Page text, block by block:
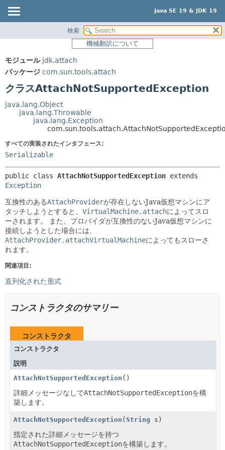
Java SE 19 & JDK 19
パッケージ
使用
ツリー
プレビュー
新規
非推奨
索引
ヘルプ
サマリー:
ネスト済
メソッド
フィールド
検索
機械翻訳について
モジュール jdk.attach
パッケージ com.sun.tools.attach
クラスAttachNotSupportedException
java.lang.Object
java.lang.Throwable
java.lang.Exception
すべての実装されたインタフェース:
Serializable
public class AttachNotSupportedException
Exception
互換性のあるAttachProviderが存在しないJava仮想マシンにア
タッチしようとすると、 VirtualMachine.attachによってスロ
ーされます。
また、プロバイダが互換性のないJava仮想マシンに
接続しようとした場合には、
AttachProvider.attachVirtualMachineによってもスローさ
れます。
関連項目:
直列化された形式
コンストラクタのサマリー
コンストラクタ
コンストラクタ
説明
AttachNotSupportedException ()
詳細メッセージなしでAttachNotSupportedExceptionを構
築します。
AttachNotSupportedException (String s)
指定された詳細メッセージを持つ
AttachNotSupportedExceptionを構築します。